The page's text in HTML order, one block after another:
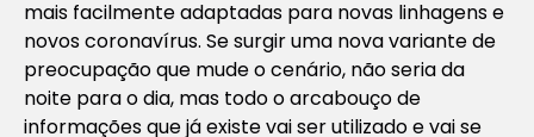
mais facilmente adaptadas para novas linhagens e
novos coronavírus. Se surgir uma nova variante de
preocupação que mude o cenário, não seria da
noite para o dia, mas todo o arcabouço de
informações que já existe vai ser utilizado e vai se